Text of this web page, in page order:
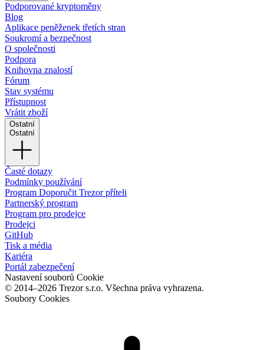
Podporované kryptoměny
Blog
Aplikace peněženek třetích stran
Soukromí a bezpečnost
O společnosti
Podpora
Knihovna znalostí
Fórum
Stav systému
Přístupnost
Vrátit zboží
Ostatní
Ostatní
Časté dotazy
Podmínky používání
Program Doporučit Trezor příteli
Partnerský program
Program pro prodejce
Prodejci
GitHub
Tisk a média
Kariéra
Portál zabezpečení
Nastavení souborů Cookie
© 2014–2026 Trezor s.r.o. Všechna práva vyhrazena.
Soubory Cookies